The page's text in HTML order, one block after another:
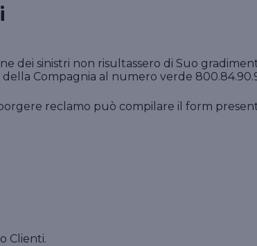
la persona
l'azienda
materia di recupero crediti e
in sede di tutela
il professionista
dei sinistri non risultassero di Suo
Compagnia al numero verde
reclamo può compilare il form
Clienti.